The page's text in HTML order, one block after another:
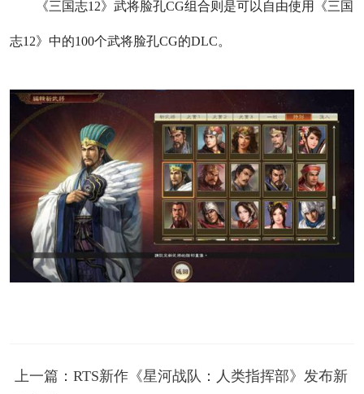
《三国志12》武将脸孔CG组合则是可以自由使用《三国
志12》中的100个武将脸孔CG的DLC。
上一篇：RTS新作《星河战队：人类指挥部》发布新